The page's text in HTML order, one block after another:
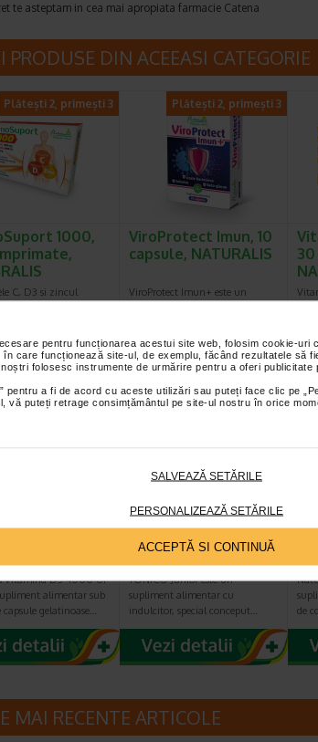
pentru funcționarea acestui site web, folosim cookie-uri
care funcționează site-ul, de exemplu, făcând rezultatele să
folosesc instrumente de urmărire pentru a oferi
pentru a fi de acord cu aceste utilizări sau puteți face clic pe
vă puteți retrage consimțământul pe site-ul nostru în orice
SALVEAZĂ SETĂRILE
PERSONALIZEAZĂ SETĂRILE
ACCEPTĂ SI CONTINUĂ
te asteptam in cea mai apropiata farmacie Catena
PRODUSE DIN ACEEASI CATEGORIE
Plătești 2, primești 3
1000,
C, D3 si zincul
sistemului imunitar…
Plătești 2, primești 3
ViroProtect Imun, 10
capsule, NATURALIS
ViroProtect Imun+ este un
Plătești 2, primești 3
D3, 4000
Vitamina D3 4000 UI
alimentar sub
gelatinoase…
Plătești 2, primești 3
Tonico junior 10
monodoze, 12 ml,
TONICO Junior este un
supliment alimentar cu
indulcitor, special conceput…
de
MAI RECENTE ARTICOLE